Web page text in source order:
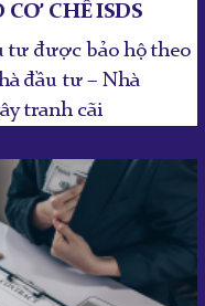
CƠ CHẾ ISDS
tư được bảo hộ theo
đầu tư – Nhà
tranh cãi